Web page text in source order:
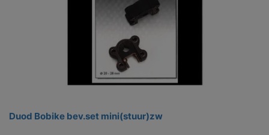
Duod Bobike bev.set mini(stuur)zw